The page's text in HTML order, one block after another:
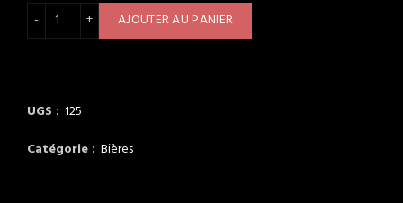
quantité de Bière 33cl Asahi
AJOUTER AU PANIER
UGS : 125
Catégorie : Bières